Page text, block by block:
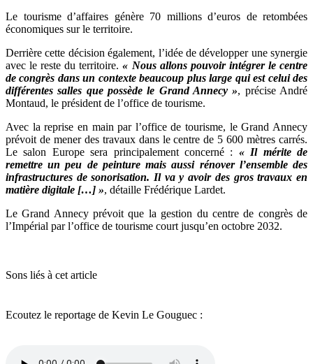
Le tourisme d’affaires génère 70 millions d’euros de retombées
économiques sur le territoire.
Derrière cette décision également, l’idée de développer une synergie
avec le reste du territoire.« Nous allons pouvoir intégrer le centre
de congrès dans un contexte beaucoup plus large qui est celui des
différentes salles que possède le Grand Annecy », précise André
Montaud, le président de l’office de tourisme.
Avec la reprise en main par l’office de tourisme, le Grand Annecy
prévoit de mener des travaux dans le centre de 5 600 mètres carrés.
Le salon Europe sera principalement concerné : « Il mérite de
remettre un peu de peinture mais aussi rénover l’ensemble des
infrastructures de sonorisation. Il va y avoir des gros travaux en
matière digitale […] », détaille Frédérique Lardet.
Le Grand Annecy prévoit que la gestion du centre de congrès de
l’Impérial par l’office de tourisme court jusqu’en octobre 2032.
Sons liés à cet article
Ecoutez le reportage de Kevin Le Gouguec :